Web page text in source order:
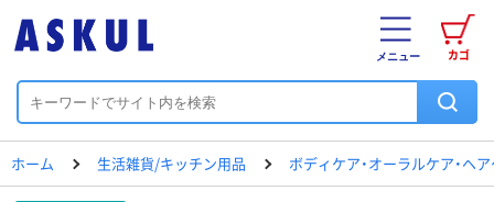
カゴ
メニュー
ホーム 生活雑貨/キッチン用品 ボディケア・オーラルケア・ヘ